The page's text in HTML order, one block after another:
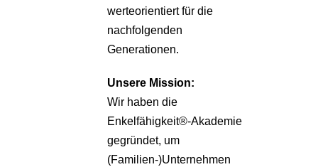
werteorientiert für die
nachfolgenden
Generationen.
Unsere Mission:
Wir haben die
Enkelfähigkeit®-Akademie
gegründet, um
(Familien-)Unternehmen